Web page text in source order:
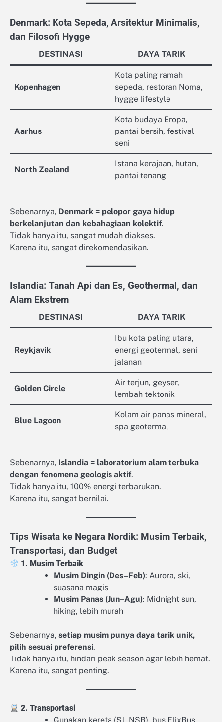
Denmark: Kota Sepeda, Arsitektur Minimalis,
dan Filosofi Hygge
DESTINASI DAYA TARIK
Kopenhagen
Kota paling ramah
sepeda, restoran Noma,
hygge lifestyle
Aarhus
Kota budaya Eropa,
pantai bersih, festival
seni
North Zealand
Istana kerajaan, hutan,
pantai tenang
Sebenarnya, Denmark = pelopor gaya hidup
berkelanjutan dan kebahagiaan kolektif.
Tidak hanya itu, sangat mudah diakses.
Karena itu, sangat direkomendasikan.
Islandia: Tanah Api dan Es, Geothermal, dan
Alam Ekstrem
DESTINASI DAYA TARIK
Reykjavik
Ibu kota paling utara,
energi geotermal, seni
jalanan
Golden Circle
Air terjun, geyser,
lembah tektonik
Blue Lagoon
Kolam air panas mineral,
spa geotermal
Sebenarnya, Islandia = laboratorium alam terbuka
dengan fenomena geologis aktif.
Tidak hanya itu, 100% energi terbarukan.
Karena itu, sangat bernilai.
Tips Wisata ke Negara Nordik: Musim Terbaik,
Transportasi, dan Budget
1. Musim Terbaik
Musim Dingin (Des–Feb): Aurora, ski,
suasana magis
Musim Panas (Jun–Agu): Midnight sun,
hiking, lebih murah
Sebenarnya, setiap musim punya daya tarik unik,
pilih sesuai preferensi.
Tidak hanya itu, hindari peak season agar lebih hemat.
Karena itu, sangat penting.
2. Transportasi
Gunakan kereta (SJ, NSB), bus FlixBus,